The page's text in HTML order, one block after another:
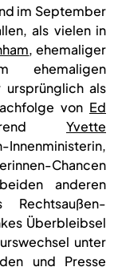
im September
als vielen in
, ehemaliger
ehemaligen
ursprünglich als
von Ed
Yvette
Chancen
anderen
Rechtsaußen-
Überbleibsel
unter
und Presse